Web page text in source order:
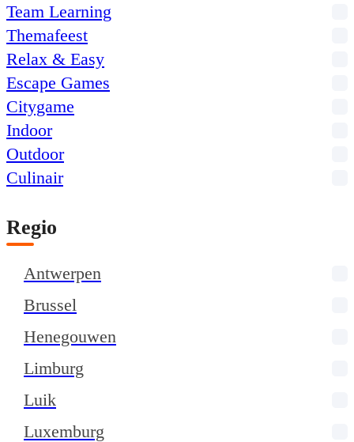
Team Learning
Themafeest
Relax & Easy
Escape Games
Citygame
Indoor
Outdoor
Culinair
Regio
Antwerpen
Brussel
Henegouwen
Limburg
Luik
Luxemburg